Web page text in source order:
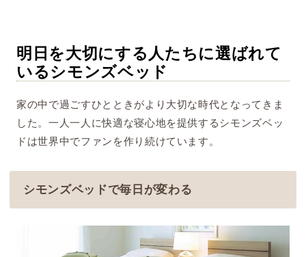
明日を大切にする人たちに選ばれて
いるシモンズベッド
家の中で過ごすひとときがより大切な時代となってきま
した。一人一人に快適な寝心地を提供するシモンズベッ
ドは世界中でファンを作り続けています。
シモンズベッドで毎日が変わる